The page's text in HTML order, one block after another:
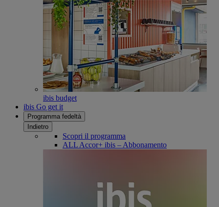
ibis budget
ibis Go get it
Programma fedeltà
Indietro
Scopri il programma
ALL Accor+ ibis – Abbonamento